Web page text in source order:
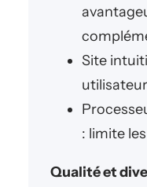
Site
utilisateur
: limite
Qualité et